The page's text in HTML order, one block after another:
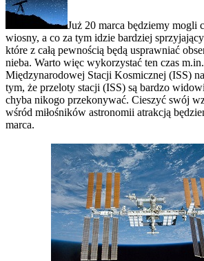
Już 20 marca będziemy mogli
wiosny, a co za tym idzie bardziej
które z całą pewnością będą usprawniać
nieba. Warto więc wykorzystać ten czas
Międzynarodowej Stacji Kosmicznej (ISS)
tym, że przeloty stacji (ISS) są bardzo
chyba nikogo przekonywać. Cieszyć swój
wśród miłośników astronomii atrakcją
marca.